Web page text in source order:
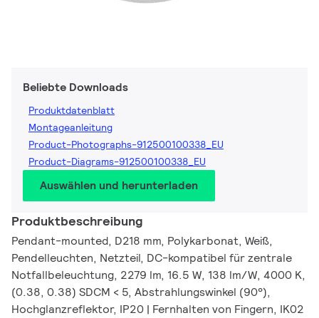
Beliebte Downloads
Produktdatenblatt
Montageanleitung
Product-Photographs-912500100338_EU
Product-Diagrams-912500100338_EU
Auswählen und herunterladen
Produktbeschreibung
Pendant-mounted, D218 mm, Polykarbonat, Weiß,
Pendelleuchten, Netzteil, DC-kompatibel für zentrale
Notfallbeleuchtung, 2279 lm, 16.5 W, 138 lm/W, 4000 K,
(0.38, 0.38) SDCM < 5, Abstrahlungswinkel (90°),
Hochglanzreflektor, IP20 | Fernhalten von Fingern, IK02